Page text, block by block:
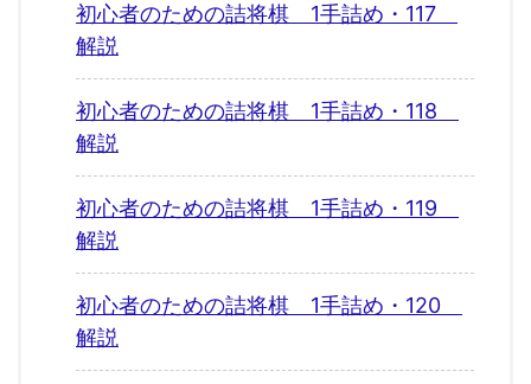
初心者のための詰将棋 1手詰め・117
解説
初心者のための詰将棋 1手詰め・118
解説
初心者のための詰将棋 1手詰め・119
解説
初心者のための詰将棋 1手詰め・120
解説